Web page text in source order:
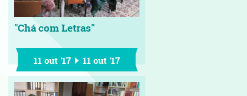
"Chá com Letras"
11 out '17 11 out '17